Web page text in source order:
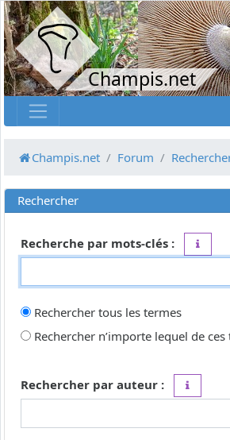
Champis.net
Champis.net Forum
Rechercher
Recherche par mots-clés :
Rechercher tous les termes
Rechercher n’importe lequel de
Rechercher par auteur :